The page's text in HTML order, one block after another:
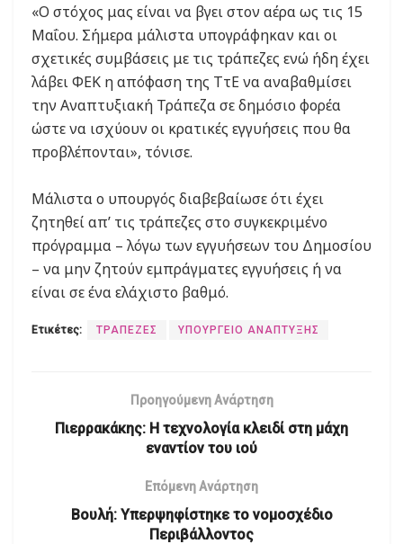
«Ο στόχος μας είναι να βγει στον αέρα ως τις 15
Μαΐου. Σήμερα μάλιστα υπογράφηκαν και οι
σχετικές συμβάσεις με τις τράπεζες ενώ ήδη έχει
λάβει ΦΕΚ η απόφαση της ΤτΕ να αναβαθμίσει
την Αναπτυξιακή Τράπεζα σε δημόσιο φορέα
ώστε να ισχύουν οι κρατικές εγγυήσεις που θα
προβλέπονται», τόνισε.
Μάλιστα ο υπουργός διαβεβαίωσε ότι έχει
ζητηθεί απ’ τις τράπεζες στο συγκεκριμένο
πρόγραμμα – λόγω των εγγυήσεων του Δημοσίου
– να μην ζητούν εμπράγματες εγγυήσεις ή να
είναι σε ένα ελάχιστο βαθμό.
Ετικέτες: ΤΡΑΠΕΖΕΣ ΥΠΟΥΡΓΕΙΟ ΑΝΑΠΤΥΞΗΣ
Προηγούμενη Ανάρτηση
Πιερρακάκης: Η τεχνολογία κλειδί στη μάχη
εναντίον του ιού
Επόμενη Ανάρτηση
Βουλή: Υπερψηφίστηκε το νομοσχέδιο
Περιβάλλοντος